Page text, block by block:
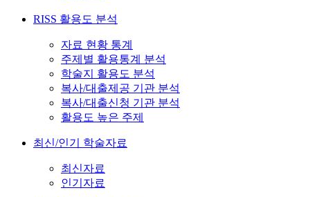
RISS 활용도 분석
자료 현황 통계
주제별 활용통계 분석
학술지 활용도 분석
복사/대출제공 기관 분석
복사/대출신청 기관 분석
활용도 높은 주제
최신/인기 학술자료
최신자료
인기자료